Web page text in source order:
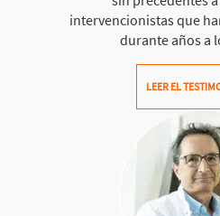
intervencionistas que
durante años a
LEER EL